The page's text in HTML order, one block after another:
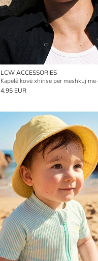
LCW ACCESSORIES
4.95 EUR